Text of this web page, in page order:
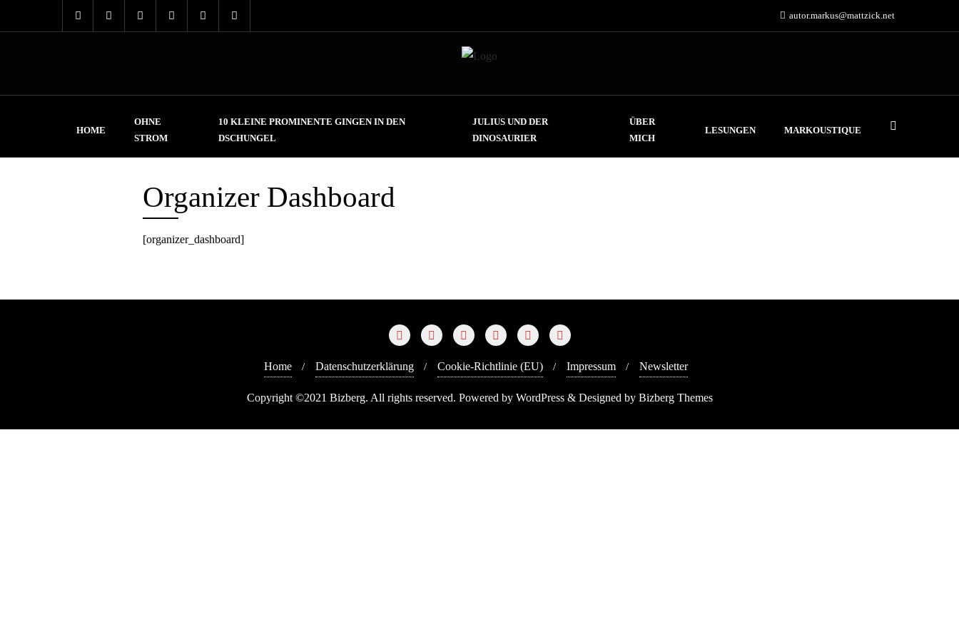
autor.markus@mattzick.net
HOME
OHNE
STROM
10 KLEINE PROMINENTE GINGEN IN DEN
DSCHUNGEL
JULIUS UND DER
DINOSAURIER
ÜBER
MICH
LESUNGEN MARKOUSTIQUE
Organizer Dashboard
[organizer_dashboard]
Home Datenschutzerklärung Cookie-Richtlinie (EU) Impressum Newsletter
Copyright ©2021 Bizberg. All rights reserved. Powered by WordPress & Designed by Bizberg Themes